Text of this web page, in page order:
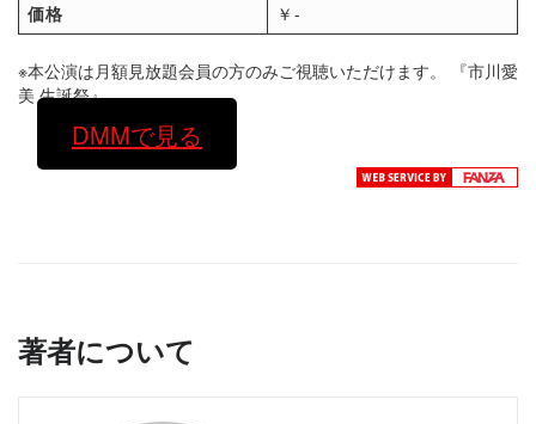
価格
￥-
※本公演は月額見放題会員の方のみご視聴いただけます。 『市川愛
美 生誕祭』
DMMで見る
著者について